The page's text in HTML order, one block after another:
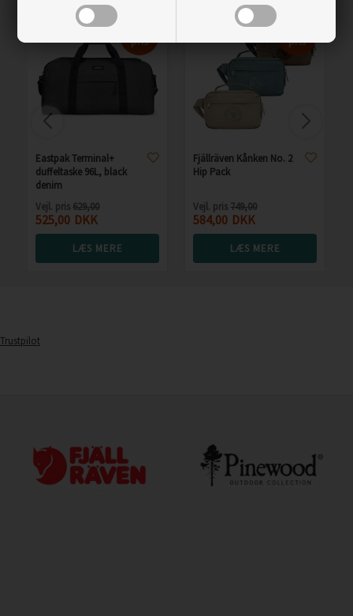
pris
Eastpak Terminal+
duffeltaske 96L, black
denim
Vejl. pris 629,00
525,00 DKK
LÆS MERE
pris
Fjällräven Kånken No. 2
Hip Pack
Vejl. pris 749,00
584,00 DKK
LÆS MERE
Trustpilot